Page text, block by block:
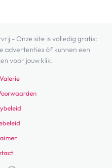
- Onze site is volledig gratis:
advertenties óf kunnen een
voor jouw klik.